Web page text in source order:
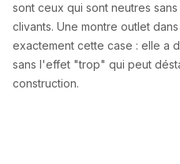
sont ceux qui sont neutres
clivants. Une montre outlet
exactement cette case : elle a
sans l'effet "trop" qui peut
construction.